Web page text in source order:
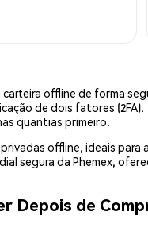
offline de forma
de dois fatores (2FA).
quantias primeiro.
offline, ideais
segura da Phemex,
Depois de